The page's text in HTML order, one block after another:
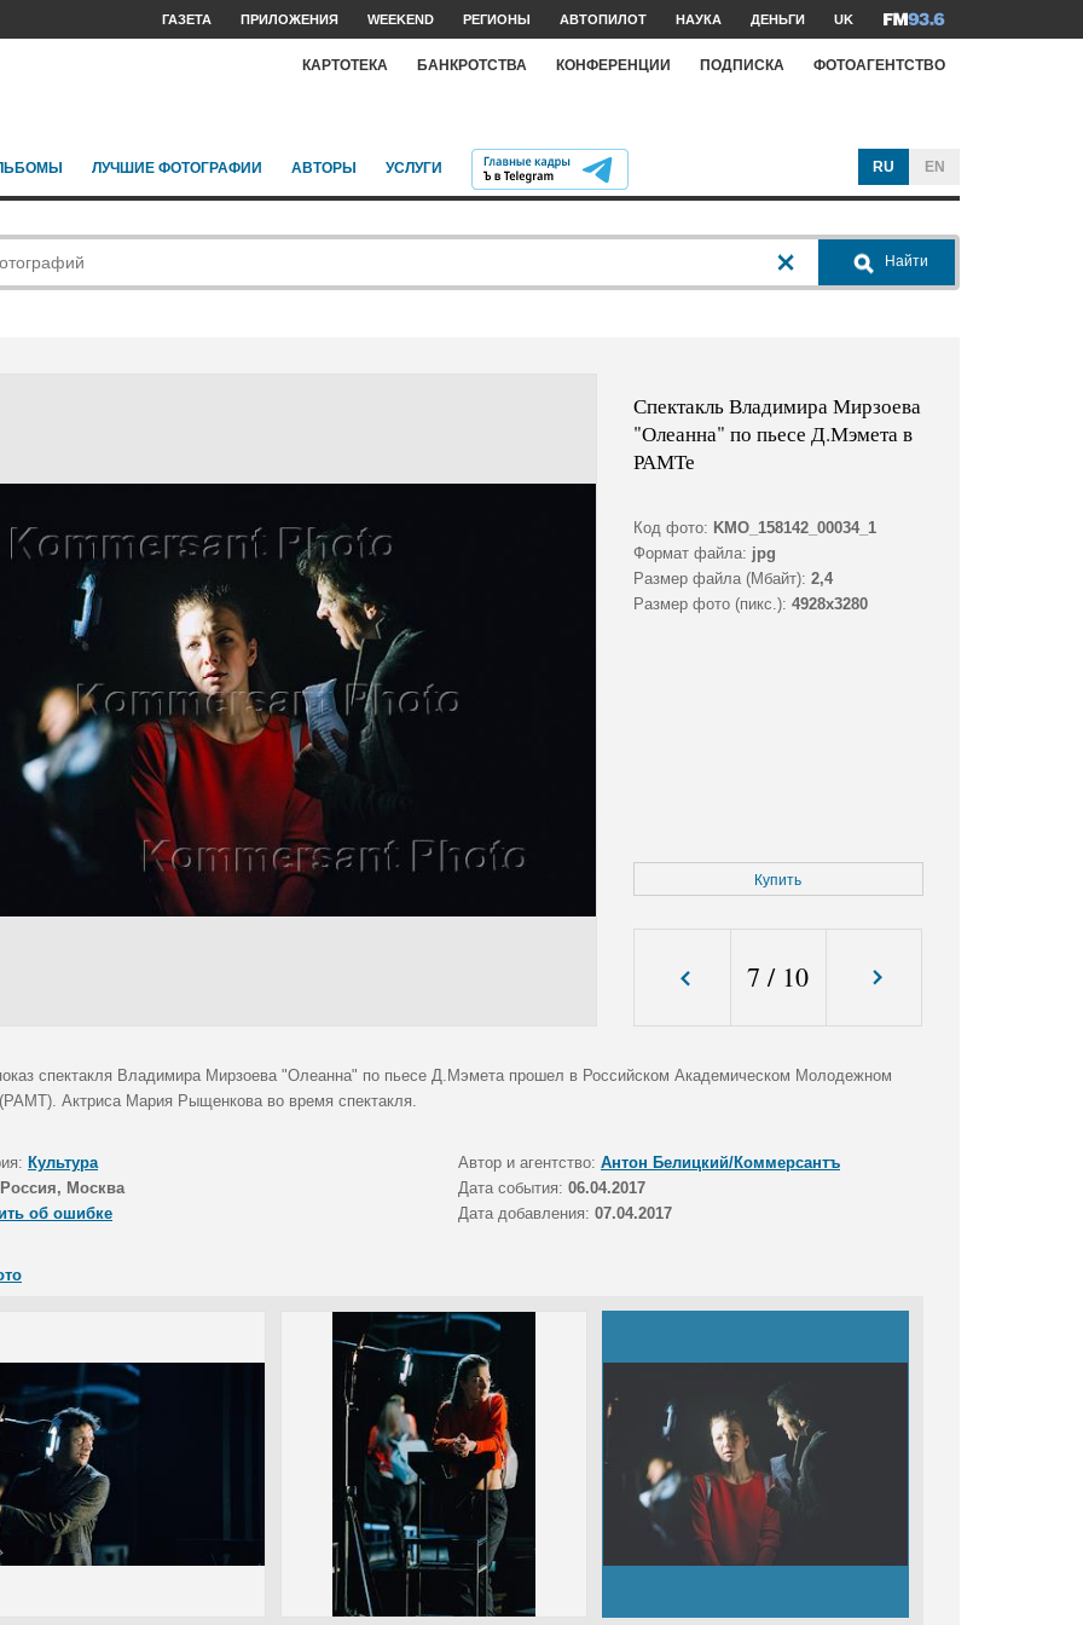
ГАЗЕТА ПРИЛОЖЕНИЯ WEEKEND РЕГИОНЫ АВТОПИЛОТ НАУКА ДЕНЬГИ UK
КАРТОТЕКА БАНКРОТСТВА КОНФЕРЕНЦИИ ПОДПИСКА ФОТОАГЕНТСТВО
ЛУЧШИЕ ФОТОГРАФИИ АВТОРЫ УСЛУГИ RU EN
Найти
Спектакль Владимира Мирзоева
"Олеанна" по пьесе Д.Мэмета в
РАМТе
Код фото: KMO_158142_00034_1
Формат файла: jpg
Размер файла (Мбайт): 2,4
Размер фото (пикс.): 4928x3280
Купить
7 / 10
спектакля Владимира Мирзоева "Олеанна" по пьесе Д.Мэмета прошел в Российском Академическом Молодежном
Актриса Мария Рыщенкова во время спектакля.
Культура Автор и агентство: Антон Белицкий/Коммерсантъ
Россия, Москва Дата события: 06.04.2017
об ошибке
Дата добавления: 07.04.2017